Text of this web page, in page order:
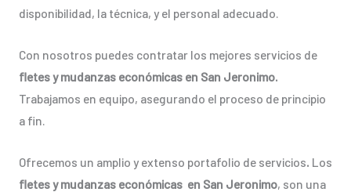
disponibilidad, la técnica, y el personal adecuado.
Con nosotros puedes contratar los mejores servicios de
fletes y mudanzas económicas en San Jeronimo.
Trabajamos en equipo, asegurando el proceso de principio
a fin.
Ofrecemos un amplio y extenso portafolio de servicios. Los
fletes y mudanzas económicas en San Jeronimo, son una